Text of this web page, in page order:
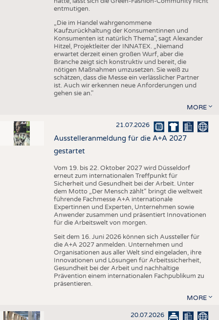
entmutigen.
„Die im Handel wahrgenommene
Kaufzurückhaltung der Konsumentinnen und
Konsumenten ist natürlich Thema", sagt Alexander
Hitzel, Projektleiter der INNATEX. „Niemand
erwartet derzeit einen großen Wurf, aber die
Branche zeigt sich konstruktiv und bereit, die
nötigen Maßnahmen umzusetzen. Sie weiß zu
schätzen, dass die Messe ein verlässlicher Partner
ist. Auch wir erkennen neue Anforderungen und
gehen sie an."
MORE
21.07.2026
Ausstelleranmeldung für die A+A 2027
gestartet
Vom 19. bis 22. Oktober 2027 wird Düsseldorf
erneut zum internationalen Treffpunkt für
Sicherheit und Gesundheit bei der Arbeit. Unter
dem Motto „Der Mensch zählt“ bringt die weltweit
führende Fachmesse A+A internationale
Expertinnen und Experten, Unternehmen sowie
Anwender zusammen und präsentiert Innovationen
für die Arbeitswelt von morgen.
Seit dem 16. Juni 2026 können sich Aussteller für
die A+A 2027 anmelden. Unternehmen und
Organisationen aus aller Welt sind eingeladen, ihre
Innovationen und Lösungen für Arbeitssicherheit,
Gesundheit bei der Arbeit und nachhaltige
Prävention einem internationalen Fachpublikum zu
präsentieren.
MORE
20.07.2026